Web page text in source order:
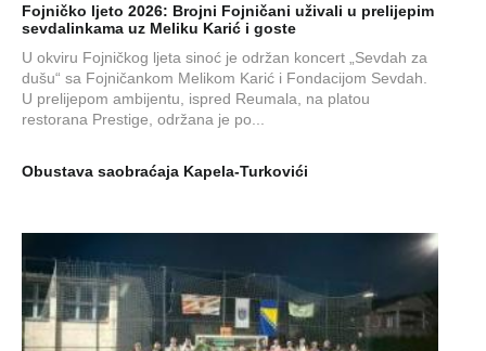
Fojničko ljeto 2026: Brojni Fojničani uživali u prelijepim
sevdalinkama uz Meliku Karić i goste
U okviru Fojničkog ljeta sinoć je održan koncert „Sevdah za
dušu“ sa Fojničankom Melikom Karić i Fondacijom Sevdah.
U prelijepom ambijentu, ispred Reumala, na platou
restorana Prestige, održana je po...
Obustava saobraćaja Kapela-Turkovići